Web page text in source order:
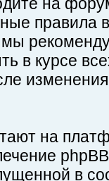
правила
в курсе
на
в